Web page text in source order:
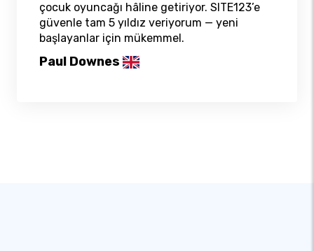
çocuk oyuncağı hâline getiriyor. SITE123’e
güvenle tam 5 yıldız veriyorum — yeni
başlayanlar için mükemmel.
Paul Downes